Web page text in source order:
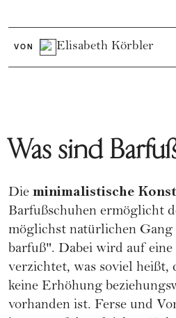
VON Elisabeth Körbler
Was sind
Die minimalistische
Barfußschuhen ermöglicht
möglichst natürlichen Gang
barfuß". Dabei wird auf
verzichtet, was soviel heißt,
keine Erhöhung
vorhanden ist. Ferse und